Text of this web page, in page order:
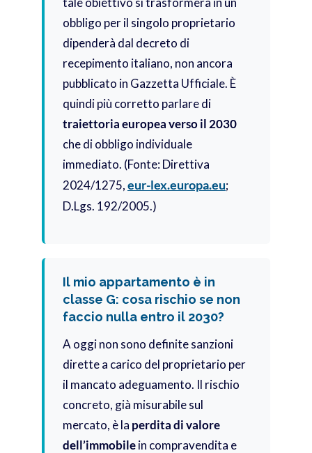
obbligo per il singolo proprietario
dipenderà dal decreto di
recepimento italiano, non ancora
pubblicato in Gazzetta Ufficiale. È
quindi più corretto parlare di
traiettoria europea verso il 2030
che di obbligo individuale
immediato. (Fonte: Direttiva
2024/1275,eur-lex.europa.eu;
D.Lgs. 192/2005.)
Il mio appartamento è in
classe G: cosa rischio se non
faccio nulla entro il 2030?
A oggi non sono definite sanzioni
dirette a carico del proprietario per
il mancato adeguamento. Il rischio
concreto, già misurabile sul
mercato, è la perdita di valore
dell’immobilein compravendita e